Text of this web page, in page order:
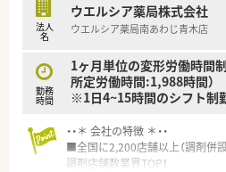
法人
名
ウエルシア薬局株式会社
ウエルシア薬局南あわじ青木店
勤務
時間
1ヶ月単位の変形労働時間
所定労働時間:1,988時間）
※1日4~15時間のシフト制
・・＊ 会社の特徴 ＊・・
■全国に2,200店舗以上（調剤併
調剤店舗数業界TOP！